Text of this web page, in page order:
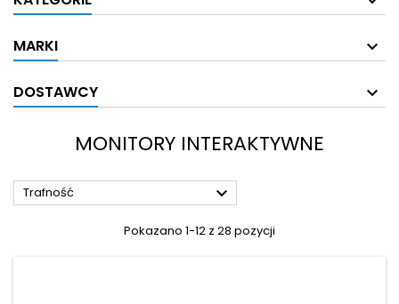
MARKI
DOSTAWCY
MONITORY INTERAKTYWNE
Trafność 
Pokazano 1-12 z 28 pozycji